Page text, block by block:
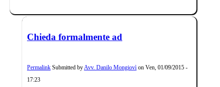
Chieda formalmente ad
Permalink Submitted byAvv. Danilo Mongiovì on Ven, 01/09/2015 -
17:23